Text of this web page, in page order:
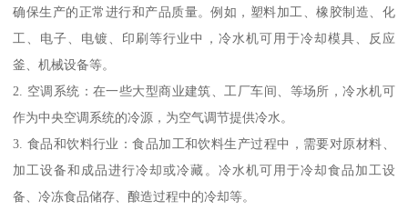
确保生产的正常进行和产品质量。例如，塑料加工、橡胶制造、化
工、电子、电镀、印刷等行业中，冷水机可用于冷却模具、反应
釜、机械设备等。
2. 空调系统：在一些大型商业建筑、工厂车间、等场所，冷水机可
作为中央空调系统的冷源，为空气调节提供冷水。
3. 食品和饮料行业：食品加工和饮料生产过程中，需要对原材料、
加工设备和成品进行冷却或冷藏。冷水机可用于冷却食品加工设
备、冷冻食品储存、酿造过程中的冷却等。